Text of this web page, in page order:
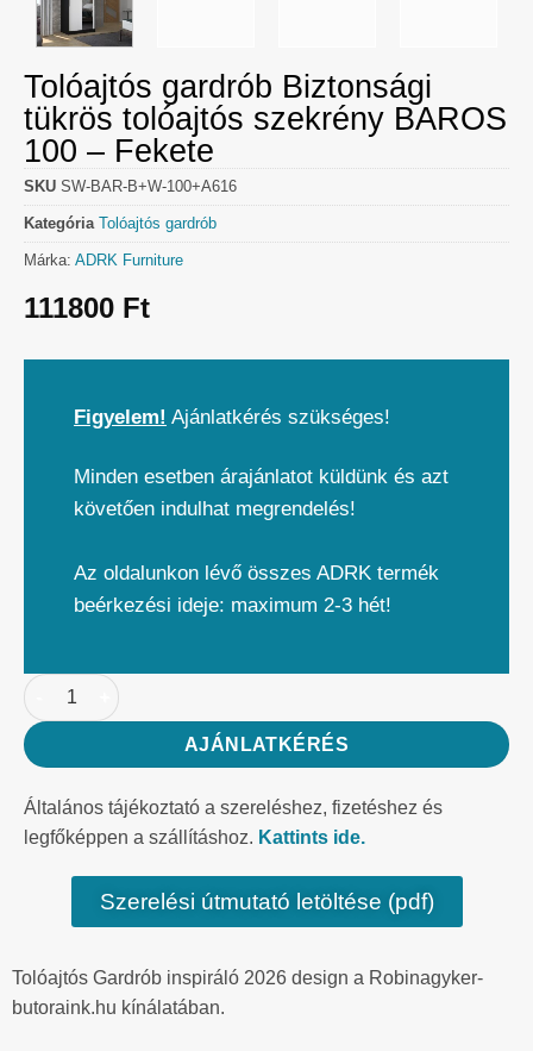
Tolóajtós gardrób Biztonsági
tükrös tolóajtós szekrény BAROS
100 – Fekete
SKU SW-BAR-B+W-100+A616
Kategória Tolóajtós gardrób
Márka: ADRK Furniture
111800 Ft
Figyelem! Ajánlatkérés szükséges!
Minden esetben árajánlatot küldünk és azt
követően indulhat megrendelés!
Az oldalunkon lévő összes ADRK termék
beérkezési ideje: maximum 2-3 hét!
AJÁNLATKÉRÉS
Általános tájékoztató a szereléshez, fizetéshez és
legfőképpen a szállításhoz. Kattints ide.
Szerelési útmutató letöltése (pdf)
Tolóajtós Gardrób inspiráló 2026 design a Robinagyker-
butoraink.hu kínálatában.